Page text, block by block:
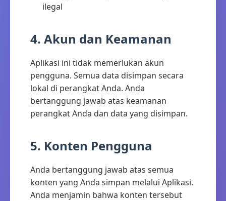
ilegal
4. Akun dan Keamanan
Aplikasi ini tidak memerlukan akun
pengguna. Semua data disimpan secara
lokal di perangkat Anda. Anda
bertanggung jawab atas keamanan
perangkat Anda dan data yang disimpan.
5. Konten Pengguna
Anda bertanggung jawab atas semua
konten yang Anda simpan melalui Aplikasi.
Anda menjamin bahwa konten tersebut